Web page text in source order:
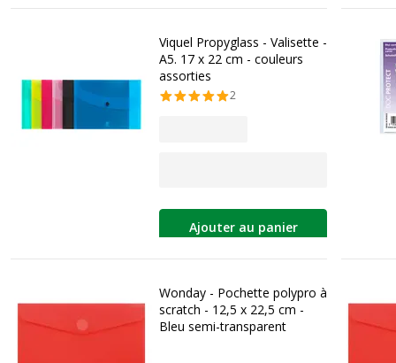
Viquel Propyglass - Valisette -
A5. 17 x 22 cm - couleurs
assorties
2
Ajouter au panier
Wonday - Pochette polypro à
scratch - 12,5 x 22,5 cm -
Bleu semi-transparent